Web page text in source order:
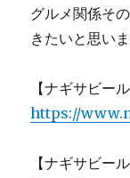
グルメ関係そ
きたいと思いま
【ナギサビー
https://
【ナギサビー